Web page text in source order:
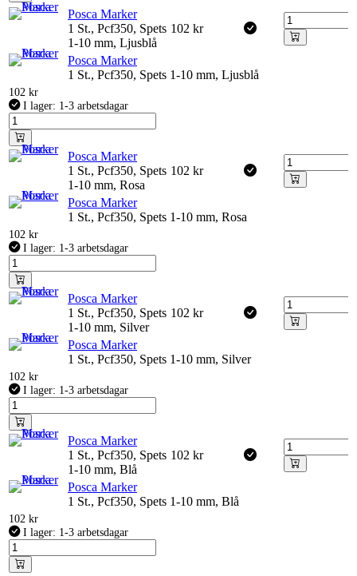
Posca Marker
1 St., Pcf350, Spets
1-10 mm, Ljusblå
102 kr
Posca Marker
1 St., Pcf350, Spets 1-10 mm, Ljusblå
102 kr
I lager: 1-3 arbetsdagar
Posca Marker
1 St., Pcf350, Spets
1-10 mm, Rosa
102 kr
Posca Marker
1 St., Pcf350, Spets 1-10 mm, Rosa
102 kr
I lager: 1-3 arbetsdagar
Posca Marker
1 St., Pcf350, Spets
1-10 mm, Silver
102 kr
Posca Marker
1 St., Pcf350, Spets 1-10 mm, Silver
102 kr
I lager: 1-3 arbetsdagar
Posca Marker
1 St., Pcf350, Spets
1-10 mm, Blå
102 kr
Posca Marker
1 St., Pcf350, Spets 1-10 mm, Blå
102 kr
I lager: 1-3 arbetsdagar